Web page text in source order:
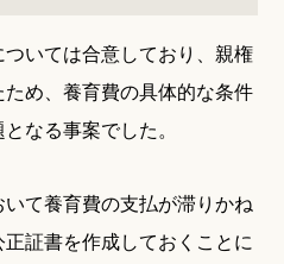
いては合意しており、親権
め、養育費の具体的な条件
なる事案でした。
て養育費の支払が滞りかね
証書を作成しておくことに